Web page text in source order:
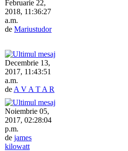
Februarie 22,
2018, 11:36:27
a.m.
de Mariustudor
Decembrie 13,
2017, 11:43:51
a.m.
de A V A T A R
Noiembrie 05,
2017, 02:28:04
p.m.
de james
kilowatt